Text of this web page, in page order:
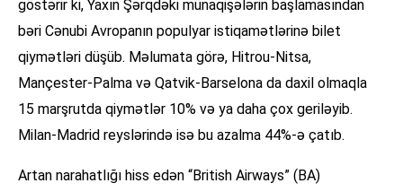
göstərir ki, Yaxın Şərqdəki münaqişələrin başlamasından
bəri Cənubi Avropanın populyar istiqamətlərinə bilet
qiymətləri düşüb. Məlumata görə, Hitrou-Nitsa,
Mançester-Palma və Qatvik-Barselona da daxil olmaqla
15 marşrutda qiymətlər 10% və ya daha çox geriləyib.
Milan-Madrid reyslərində isə bu azalma 44%-ə çatıb.
Artan narahatlığı hiss edən “British Airways” (BA)